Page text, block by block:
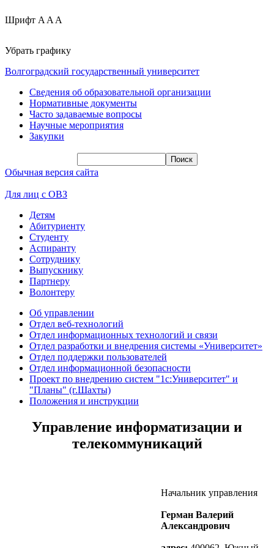
Шрифт A A A
Убрать графику
Волгоградский государственный университет
Сведения об образовательной организации
Нормативные документы
Часто задаваемые вопросы
Научные мероприятия
Закупки
Обычная версия сайта
Для лиц с ОВЗ
Детям
Абитуриенту
Студенту
Аспиранту
Сотруднику
Выпускнику
Партнеру
Волонтеру
Об управлении
Отдел веб-технологий
Отдел информационных технологий и связи
Отдел разработки и внедрения системы «Университет»
Отдел поддержки пользователей
Отдел информационной безопасности
Проект по внедрению систем "1с:Университет" и
"Планы" (г.Шахты)
Положения и инструкции
Управление информатизации и
телекоммуникаций
Начальник управления
Герман Валерий
Александрович